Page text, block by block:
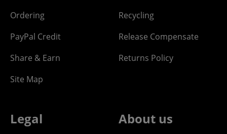
Ordering
PayPal Credit
Share & Earn
Site Map
Recycling
Release Compensate
Returns Policy
Legal About us